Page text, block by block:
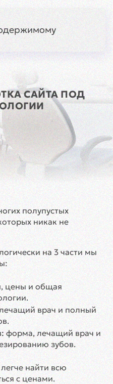
САЙТА ПОД
полупустых
никак не
на 3 части мы
цены и общая
врач и полный
форма, лечащий врач и
зубов.
найти всю
с ценами.